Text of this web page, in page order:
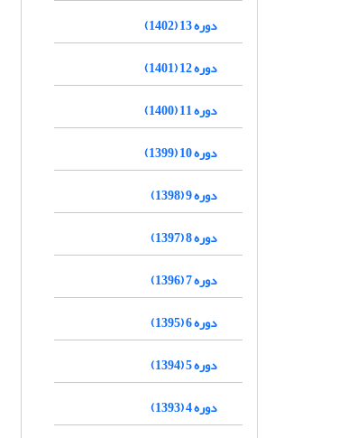
دوره 13 (1402)
دوره 12 (1401)
دوره 11 (1400)
دوره 10 (1399)
دوره 9 (1398)
دوره 8 (1397)
دوره 7 (1396)
دوره 6 (1395)
دوره 5 (1394)
دوره 4 (1393)